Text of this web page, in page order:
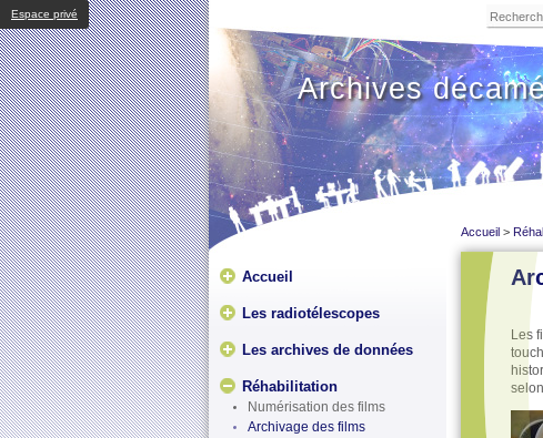
Espace privé
Archives
Accueil
Les radiotélescopes
Les archives de données
Réhabilitation
Numérisation des films
Archivage des films
Accueil >
Les